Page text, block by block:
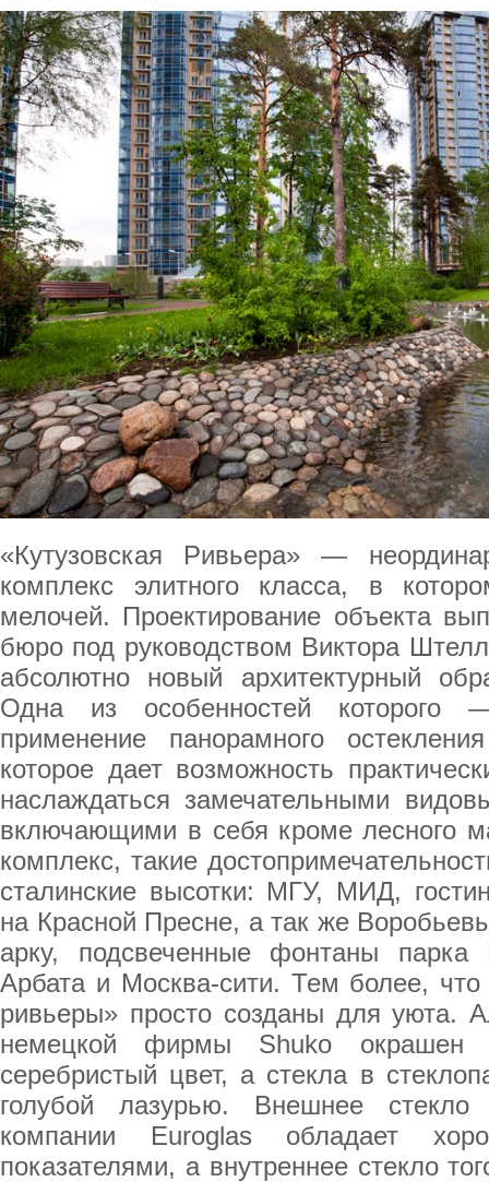
«Кутузовская Ривьера» —
комплекс элитного класса, в
мелочей. Проектирование объекта
бюро под руководством Виктора
абсолютно новый архитектурный
Одна из особенностей которого
применение панорамного
которое дает возможность
наслаждаться замечательными
включающими в себя кроме лесного
комплекс, такие
сталинские высотки: МГУ, МИД,
на Красной Пресне, а так же
арку, подсвеченные фонтаны
Арбата и Москва-сити. Тем более, что
ривьеры» просто созданы для уюта.
немецкой фирмы Shuko окрашен
серебристый цвет, а стекла в
голубой лазурью. Внешнее
компании Euroglas обладает
показателями, а внутреннее стекло